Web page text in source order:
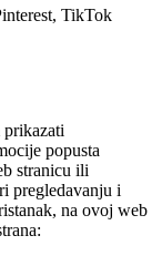
TikTok
prikazati
popusta
stranicu ili
pregledavanju i
na ovoj web